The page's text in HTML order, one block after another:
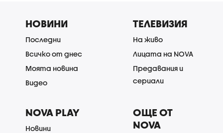
НОВИНИ
Последни
Всичко от днес
Моята новина
Видео
ТЕЛЕВИЗИЯ
На живо
Лицата на NOVA
Предавания и
сериали
NOVA PLAY
Новини
ОЩЕ ОТ
NOVA